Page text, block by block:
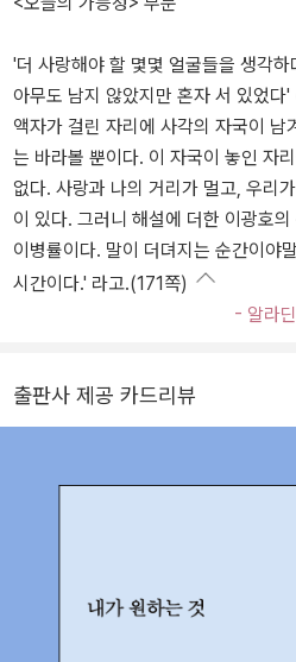
'더 사랑해야 할 몇몇 얼굴들을 생각
아무도 남지 않았지만 혼자 서 있었
액자가 걸린 자리에 사각의 자국이
는 바라볼 뿐이다. 이 자국이 놓인 자
없다. 사랑과 나의 거리가 멀고, 우리
이 있다. 그러니 해설에 더한 이광호
이병률이다. 말이 더뎌지는 순간이야
시간이다.' 라고.(171쪽)
- 알라
출판사 제공 카드리뷰